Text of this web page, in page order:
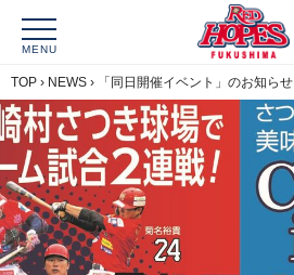
MENU
TOP › NEWS › 「同日開催イベント」のお知らせ